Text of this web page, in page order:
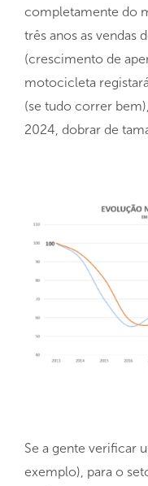
completamente do
três anos as vendas
(crescimento de
motocicleta
(se tudo correr
2024, dobrar de
Se a gente verificar
exemplo), para o